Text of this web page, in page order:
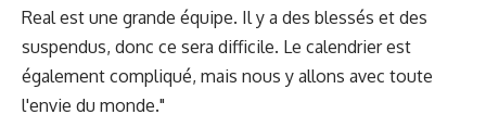
Real est une grande équipe. Il y a des blessés et des
suspendus, donc ce sera difficile. Le calendrier est
également compliqué, mais nous y allons avec toute
l'envie du monde."